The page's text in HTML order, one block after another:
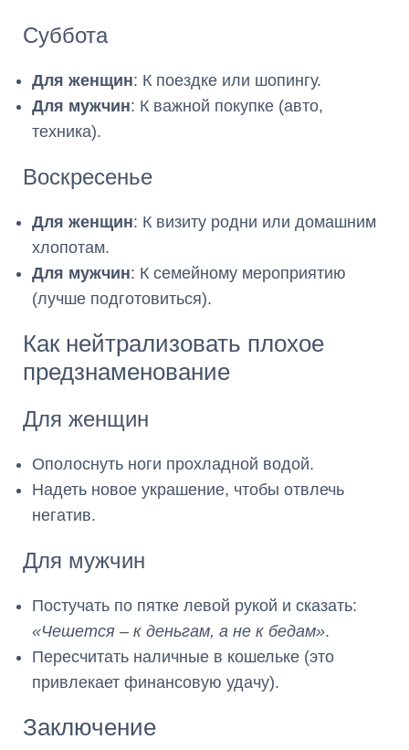
Суббота
Для женщин: К поездке или шопингу.
Для мужчин: К важной покупке (авто,
техника).
Воскресенье
Для женщин: К визиту родни или домашним
хлопотам.
Для мужчин: К семейному мероприятию
(лучше подготовиться).
Как нейтрализовать плохое
предзнаменование
Для женщин
Ополоснуть ноги прохладной водой.
Надеть новое украшение, чтобы отвлечь
негатив.
Для мужчин
Постучать по пятке левой рукой и сказать:
«Чешется – к деньгам, а не к бедам».
Пересчитать наличные в кошельке (это
привлекает финансовую удачу).
Заключение